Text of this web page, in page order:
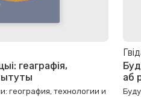
геаграфія,
география, технологии и
аб